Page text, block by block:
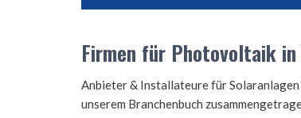
Firmen für Photovoltaik
Anbieter & Installateure für
unserem Branchenbuch